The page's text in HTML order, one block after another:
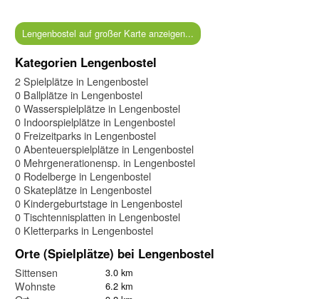
Lengenbostel auf großer Karte anzeigen...
Kategorien Lengenbostel
2 Spielplätze in Lengenbostel
0 Ballplätze in Lengenbostel
0 Wasserspielplätze in Lengenbostel
0 Indoorspielplätze in Lengenbostel
0 Freizeitparks in Lengenbostel
0 Abenteuerspielplätze in Lengenbostel
0 Mehrgenerationensp. in Lengenbostel
0 Rodelberge in Lengenbostel
0 Skateplätze in Lengenbostel
0 Kindergeburtstage in Lengenbostel
0 Tischtennisplatten in Lengenbostel
0 Kletterparks in Lengenbostel
Orte (Spielplätze) bei Lengenbostel
Sittensen 3.0 km
Wohnste 6.2 km